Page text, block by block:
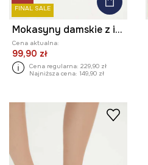
FINAL SALE
Mokasyny damskie z imitacji skóry kolor czarny
Cena aktualna:
99,90 zł
Cena regularna: 229,90 zł
Najniższa cena: 149,90 zł